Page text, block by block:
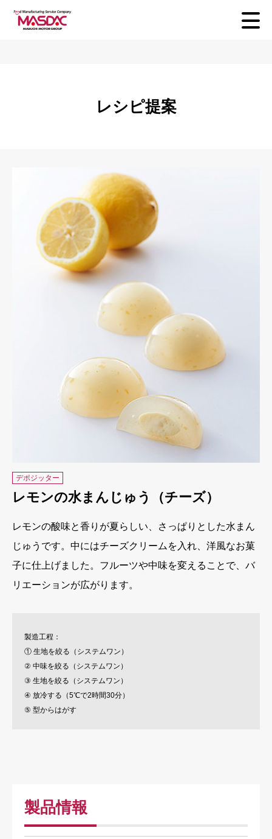
レシピ提案
デポジッター
レモンの水まんじゅう（チーズ）
レモンの酸味と香りが夏らしい、さっぱりとした水まん
じゅうです。中にはチーズクリームを入れ、洋風なお菓
子に仕上げました。フルーツや中味を変えることで、バ
リエーションが広がります。
製造工程：
① 生地を絞る（システムワン）
② 中味を絞る（システムワン）
③ 生地を絞る（システムワン）
④ 放冷する（5℃で2時間30分）
⑤ 型からはがす
製品情報